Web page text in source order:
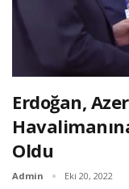
Erdoğan,
Oldu
Admin Eki 20, 2022